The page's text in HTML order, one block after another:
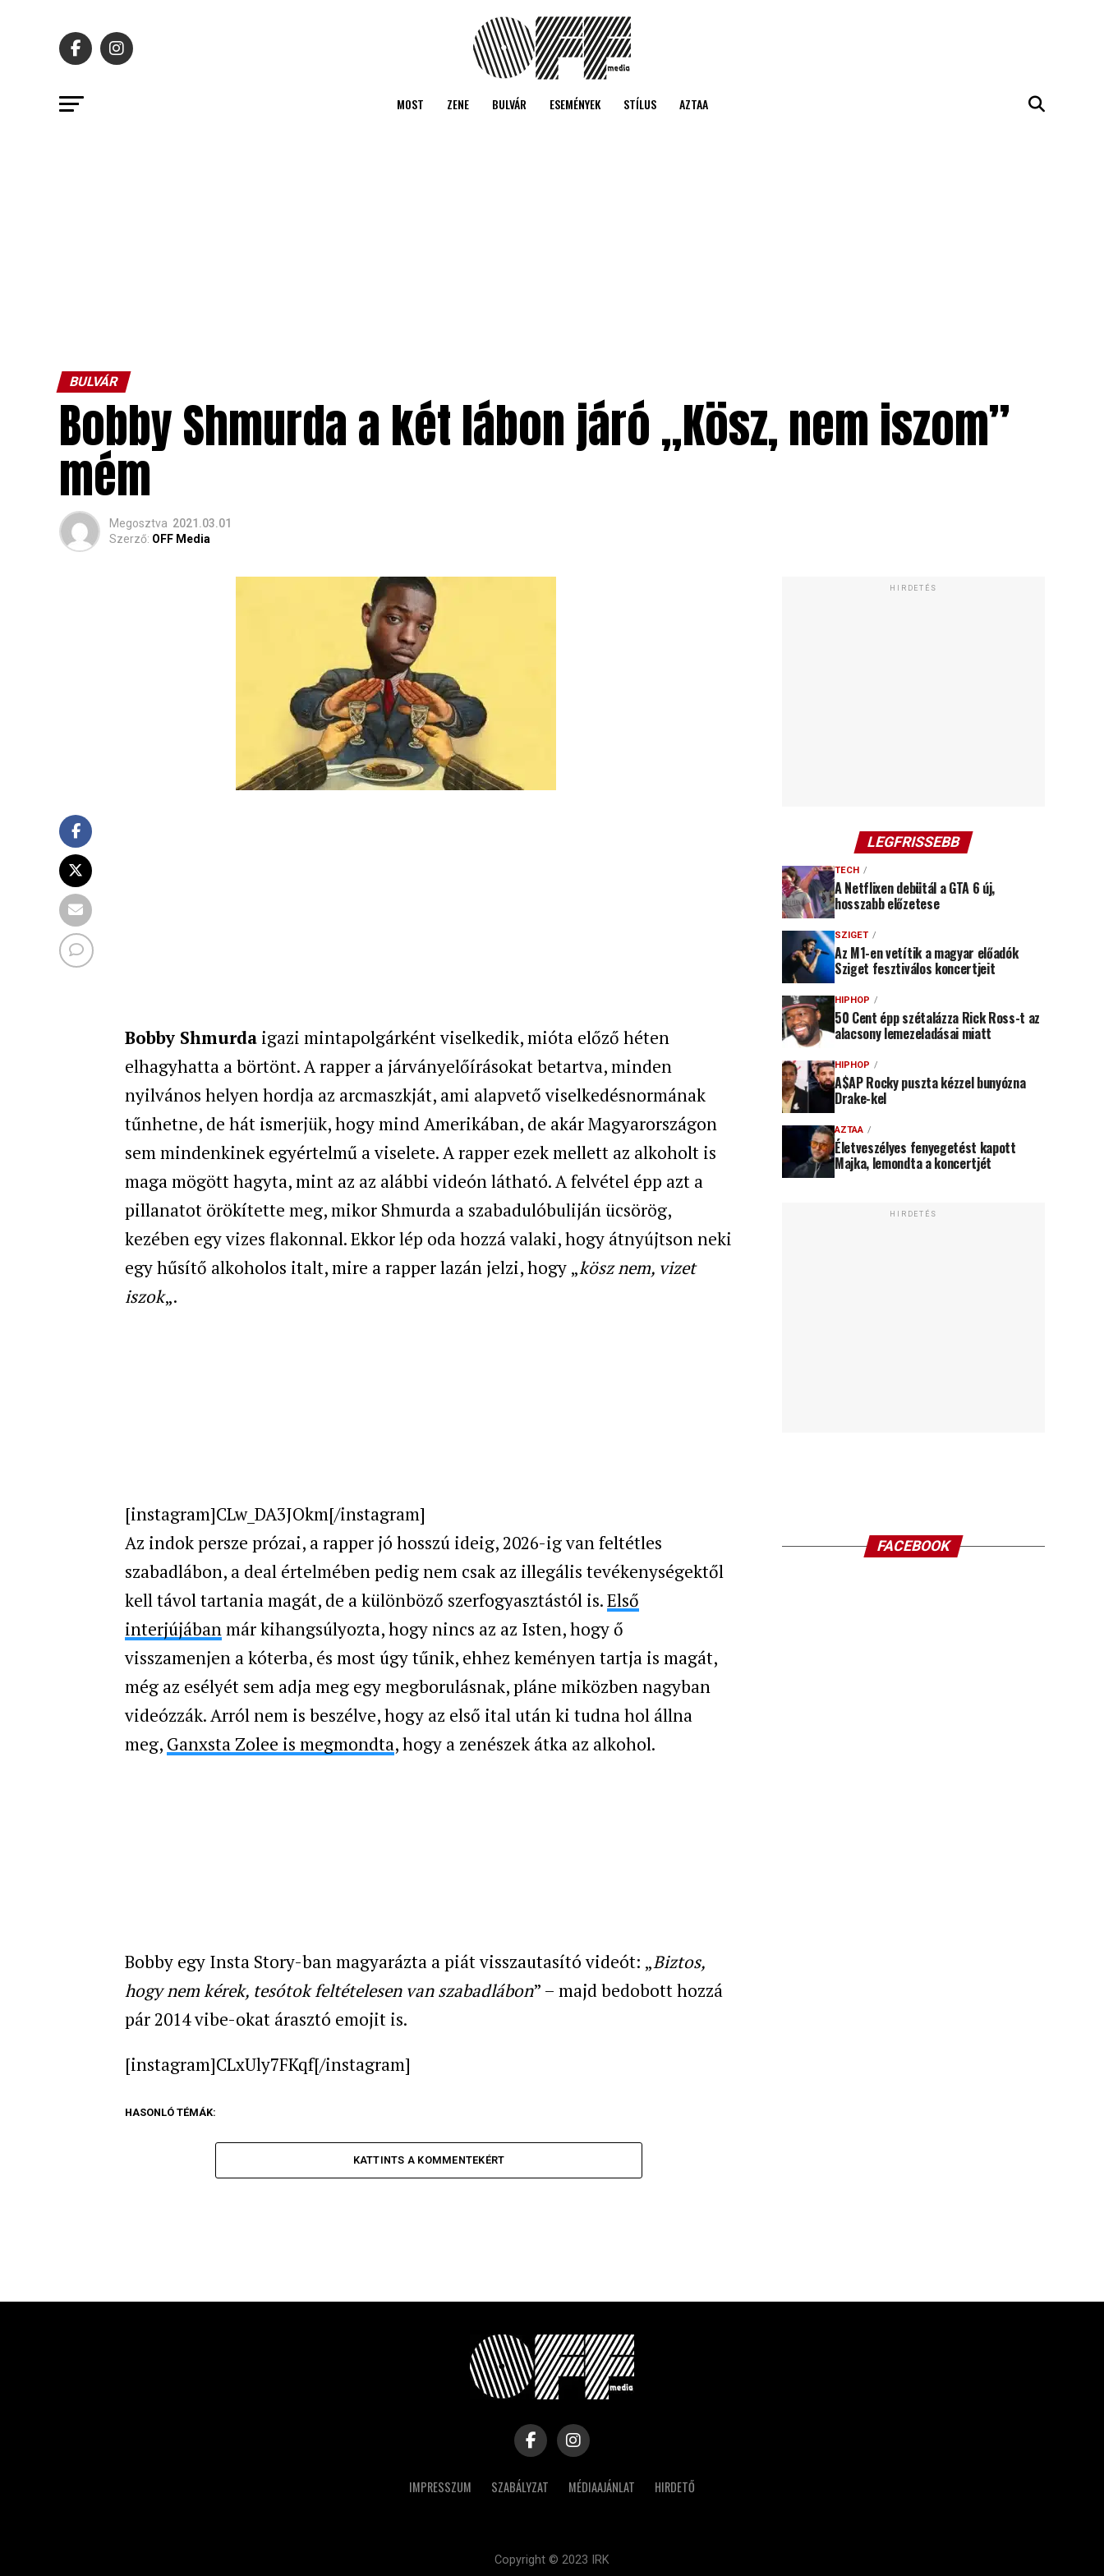
MOST ZENE BULVÁR ESEMÉNYEK STÍLUS AZTAA
BULVÁR
Bobby Shmurda a két lábon járó „Kösz, nem iszom”
mém
Megosztva 2021.03.01
Szerző: OFF Media
Bobby Shmurda igazi mintapolgárként viselkedik, mióta előző héten
elhagyhatta a börtönt. A rapper a járványelőírásokat betartva, minden
nyilvános helyen hordja az arcmaszkját, ami alapvető viselkedésnormának
tűnhetne, de hát ismerjük, hogy mind Amerikában, de akár Magyarországon
sem mindenkinek egyértelmű a viselete. A rapper ezek mellett az alkoholt is
maga mögött hagyta, mint az az alábbi videón látható. A felvétel épp azt a
pillanatot örökítette meg, mikor Shmurda a szabadulóbuliján ücsörög,
kezében egy vizes flakonnal. Ekkor lép oda hozzá valaki, hogy átnyújtson neki
egy hűsítő alkoholos italt, mire a rapper lazán jelzi, hogy „kösz nem, vizet
iszok„.
[instagram]CLw_DA3JOkm[/instagram]
Az indok persze prózai, a rapper jó hosszú ideig, 2026-ig van feltétles
szabadlábon, a deal értelmében pedig nem csak az illegális tevékenységektől
kell távol tartania magát, de a különböző szerfogyasztástól is.Első
interjújábanmár kihangsúlyozta, hogy nincs az az Isten, hogy ő
visszamenjen a kóterba, és most úgy tűnik, ehhez keményen tartja is magát,
még az esélyét sem adja meg egy megborulásnak, pláne miközben nagyban
videózzák. Arról nem is beszélve, hogy az első ital után ki tudna hol állna
meg, Ganxsta Zolee is megmondta, hogy a zenészek átka az alkohol.
Bobby egy Insta Story-ban magyarázta a piát visszautasító videót: „Biztos,
hogy nem kérek, tesótok feltételesen van szabadlábon” – majd bedobott hozzá
pár 2014 vibe-okat árasztó emojit is.
[instagram]CLxUly7FKqf[/instagram]
HASONLÓ TÉMÁK:
KATTINTS A KOMMENTEKÉRT
HIRDETÉS
LEGFRISSEBB
TECH
A Netflixen debütál a GTA 6 új,
hosszabb előzetese
SZIGET
Az M1-en vetítik a magyar előadók
Sziget fesztiválos koncertjeit
HIPHOP
50 Cent épp szétalázza Rick Ross-t az
alacsony lemezeladásai miatt
HIPHOP
A$AP Rocky puszta kézzel bunyózna
Drake-kel
AZTAA
Életveszélyes fenyegetést kapott
Majka, lemondta a koncertjét
HIRDETÉS
FACEBOOK
IMPRESSZUM SZABÁLYZAT MÉDIAAJÁNLAT HIRDETŐ
Copyright © 2023 IRK